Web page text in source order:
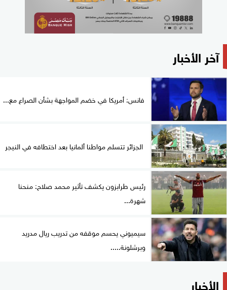
آخر الأخبار
فانس: أمريكا في خضم المواجهة بشأن الصراع مع...
الجزائر تتسلم مواطنا ألمانيا بعد اختطافه في النيجر
رئيس طرابزون يكشف تأثير محمد صلاح: منحنا
شهرة...
سيميوني يحسم موقفه من تدريب ريال مدريد
وبرشلونة.....
الأخبار